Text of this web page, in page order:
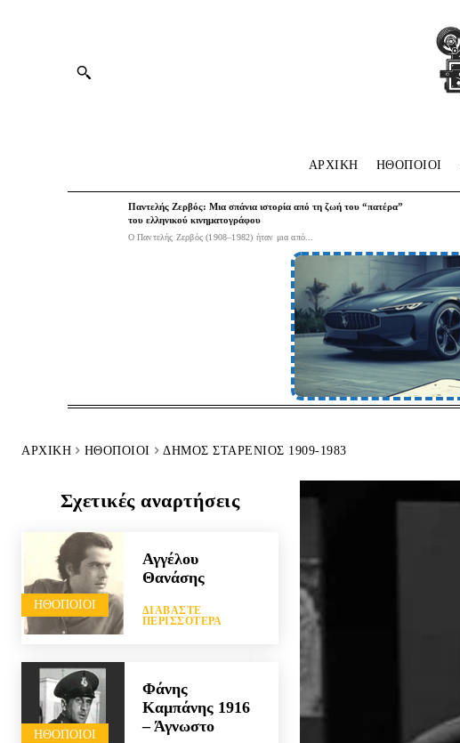
ΑΡΧΙΚΗ HΘΟΠΟΙΟΙ
Παντελής Ζερβός: Μια σπάνια ιστορία από τη ζωή του “πατέρα”
του ελληνικού κινηματογράφου
Ο Παντελής Ζερβός (1908–1982) ήταν μια από...
ΑΡΧΙΚΉ HΘΟΠΟΙΟΊ ΔΉΜΟΣ ΣΤΑΡΈΝΙΟΣ 1909-1983
Σχετικές αναρτήσεις
HΘΟΠΟΙΟΊ
Αγγέλου
Θανάσης
ΔΙΑΒΆΣΤΕ
ΠΕΡΙΣΣΌΤΕΡΑ
HΘΟΠΟΙΟΊ
Φάνης
Καμπάνης 1916
– Άγνωστο